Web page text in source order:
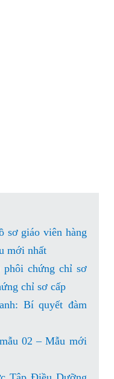
sơ giáo viên hàng
mới nhất
phôi chứng chỉ sơ
chỉ sơ cấp
Bí quyết đàm
02 – Mẫu mới